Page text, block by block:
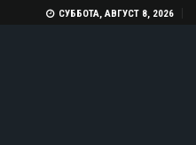
СУББОТА, АВГУСТ 8, 2026